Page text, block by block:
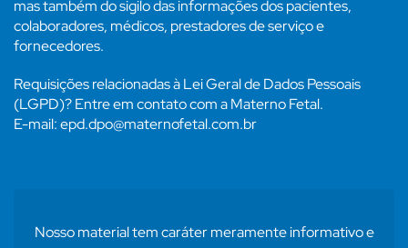
mas também do sigilo das informações dos pacientes,
colaboradores, médicos, prestadores de serviço e
fornecedores.
Requisições relacionadas à Lei Geral de Dados Pessoais
(LGPD)? Entre em contato com a Materno Fetal.
E-mail: epd.dpo@maternofetal.com.br
Nosso material tem caráter meramente informativo e